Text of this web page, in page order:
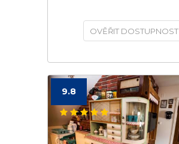
OVĚŘIT DOSTUPNOST
9.8